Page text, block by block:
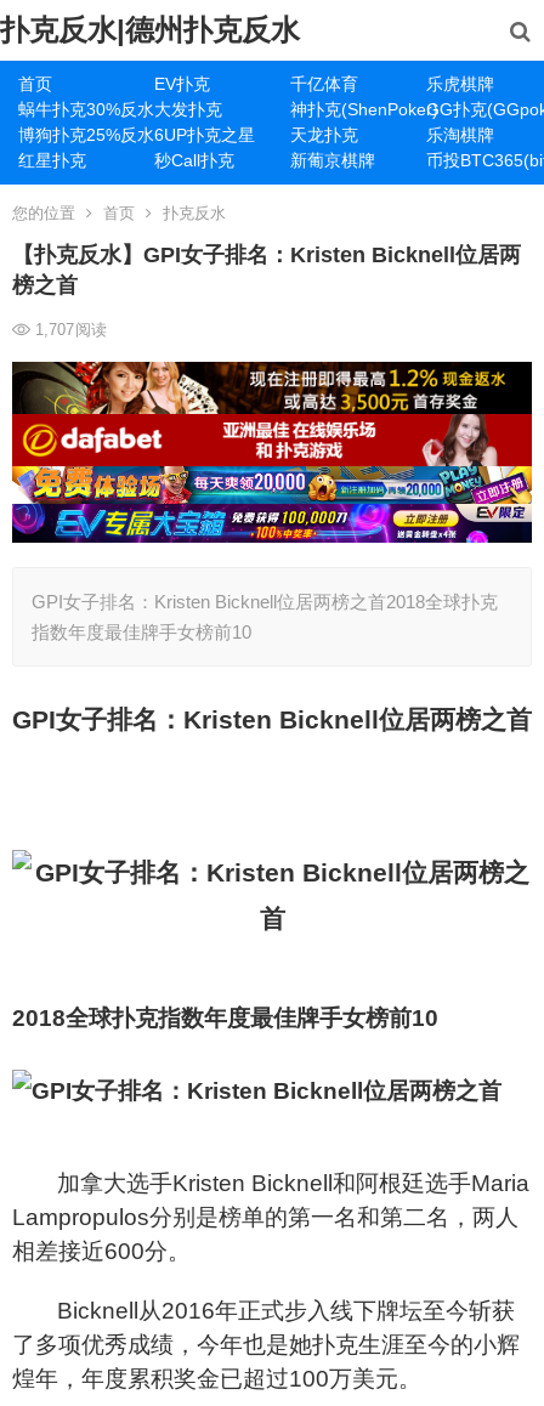
扑克反水|德州扑克反水
首页 EV扑克 千亿体育
乐虎棋牌
蜗牛扑克30%反水大发扑克 神扑克(ShenPoker)GG扑克
博狗扑克25%反水6UP扑克之星 天龙扑克
乐淘棋牌
红星扑克
秒Call扑克 新葡京棋牌 币投
您的位置 首页 扑克反水
【扑克反水】GPI女子排名：Kristen Bicknell位居两
榜之首
1,707阅读
GPI女子排名：Kristen Bicknell位居两榜之首2018全球扑克
指数年度最佳牌手女榜前10
GPI女子排名：Kristen Bicknell位居两榜之首
2018全球扑克指数年度最佳牌手女榜前10
加拿大选手Kristen Bicknell和阿根廷选手Maria
Lampropulos分别是榜单的第一名和第二名，两人
相差接近600分。
Bicknell从2016年正式步入线下牌坛至今斩获
了多项优秀成绩，今年也是她扑克生涯至今的小辉
煌年，年度累积奖金已超过100万美元。